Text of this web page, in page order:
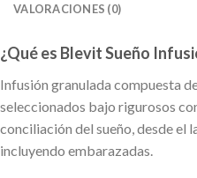
VALORACIONES (0)
¿Qué es Blevit Sueño
Infusión granulada compuesta
seleccionados bajo rigurosos
conciliación del sueño, desde el
incluyendo embarazadas.